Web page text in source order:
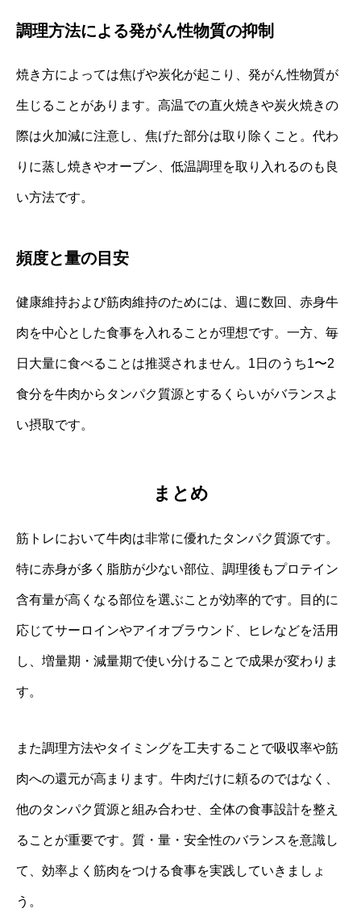
調理方法による発がん性物質の抑制
焼き方によっては焦げや炭化が起こり、発がん性物質が
生じることがあります。高温での直火焼きや炭火焼きの
際は火加減に注意し、焦げた部分は取り除くこと。代わ
りに蒸し焼きやオーブン、低温調理を取り入れるのも良
い方法です。
頻度と量の目安
健康維持および筋肉維持のためには、週に数回、赤身牛
肉を中心とした食事を入れることが理想です。一方、毎
日大量に食べることは推奨されません。1日のうち1〜2
食分を牛肉からタンパク質源とするくらいがバランスよ
い摂取です。
まとめ
筋トレにおいて牛肉は非常に優れたタンパク質源です。
特に赤身が多く脂肪が少ない部位、調理後もプロテイン
含有量が高くなる部位を選ぶことが効率的です。目的に
応じてサーロインやアイオブラウンド、ヒレなどを活用
し、増量期・減量期で使い分けることで成果が変わりま
す。
また調理方法やタイミングを工夫することで吸収率や筋
肉への還元が高まります。牛肉だけに頼るのではなく、
他のタンパク質源と組み合わせ、全体の食事設計を整え
ることが重要です。質・量・安全性のバランスを意識し
て、効率よく筋肉をつける食事を実践していきましょ
う。